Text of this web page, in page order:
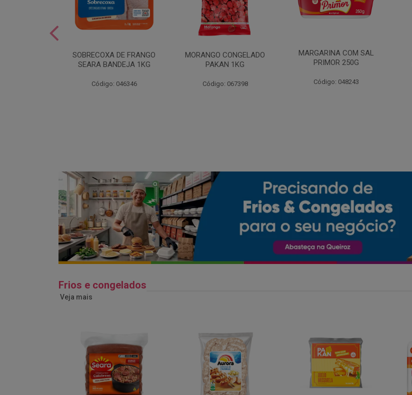
SOBRECOXA DE FRANGO
SEARA BANDEJA 1KG
Código: 046346
MORANGO CONGELADO
PAKAN 1KG
Código: 067398
MARGARINA COM SAL
PRIMOR 250G
Código: 048243
Frios e congelados
Veja mais